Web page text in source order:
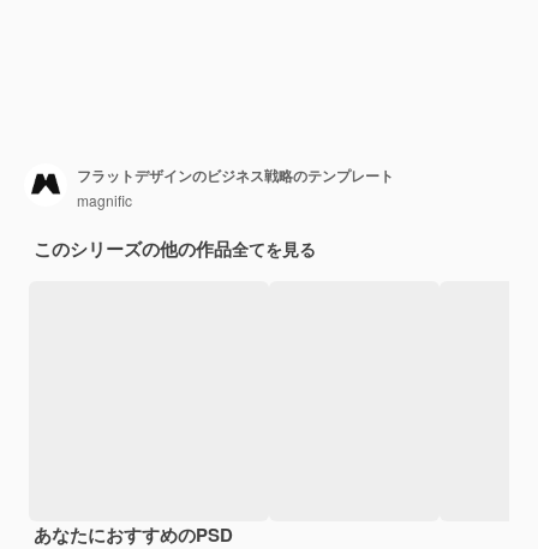
フラットデザインのビジネス戦略のテンプレート
magnific
このシリーズの他の作品全てを見る
あなたにおすすめのPSD